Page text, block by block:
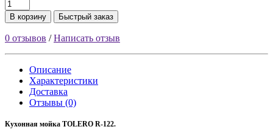
В корзину Быстрый заказ
0 отзывов /Написать отзыв
Описание
Характеристики
Доставка
Отзывы (0)
Кухонная мойка TOLERO R-122.